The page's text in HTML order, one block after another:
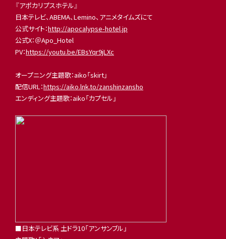
『アポカリプスホテル』
日本テレビ、ABEMA、Lemino、アニメタイムズにて
公式サイト：http://apocalypse-hotel.jp
公式X：＠Apo_Hotel
PV：https://youtu.be/EBsYqr9jLXc
オープニング主題歌：aiko「skirt」
配信URL：https://aiko.lnk.to/zanshinzansho
エンディング主題歌：aiko「カプセル」
■日本テレビ系 土ドラ10「アンサンブル」